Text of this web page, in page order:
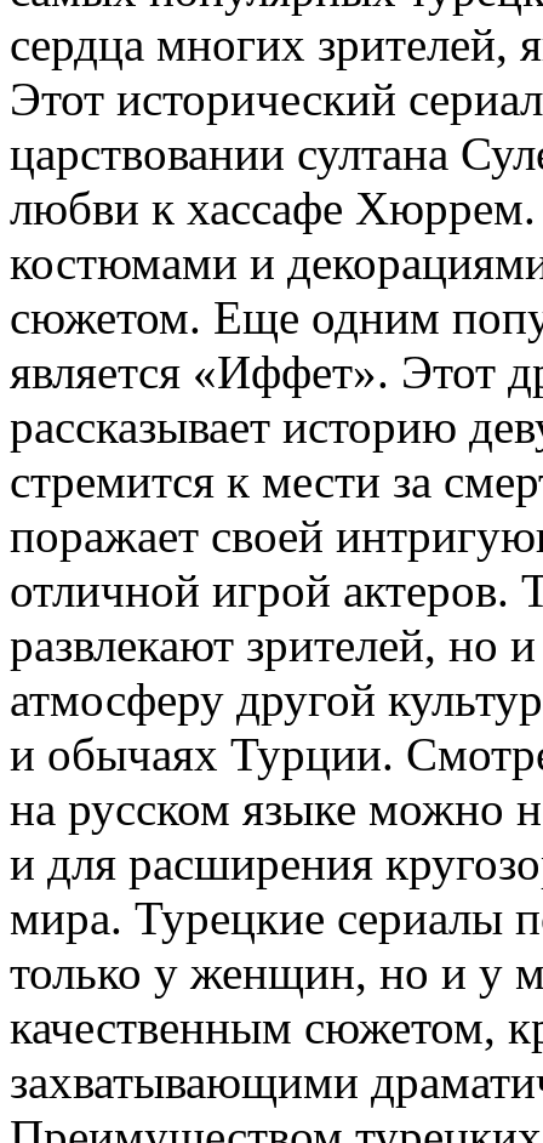
сердца многих зрителей,
Этот исторический
царствовании султана
любви к хассафе
костюмами и
сюжетом. Еще одним
является «Иффет». Этот
рассказывает историю
стремится к мести за
поражает своей
отличной игрой актеров.
развлекают зрителей, но
атмосферу другой
и обычаях Турции.
на русском языке можно
и для расширения
мира. Турецкие сериалы
только у женщин, но и у
качественным сюжетом,
захватывающими